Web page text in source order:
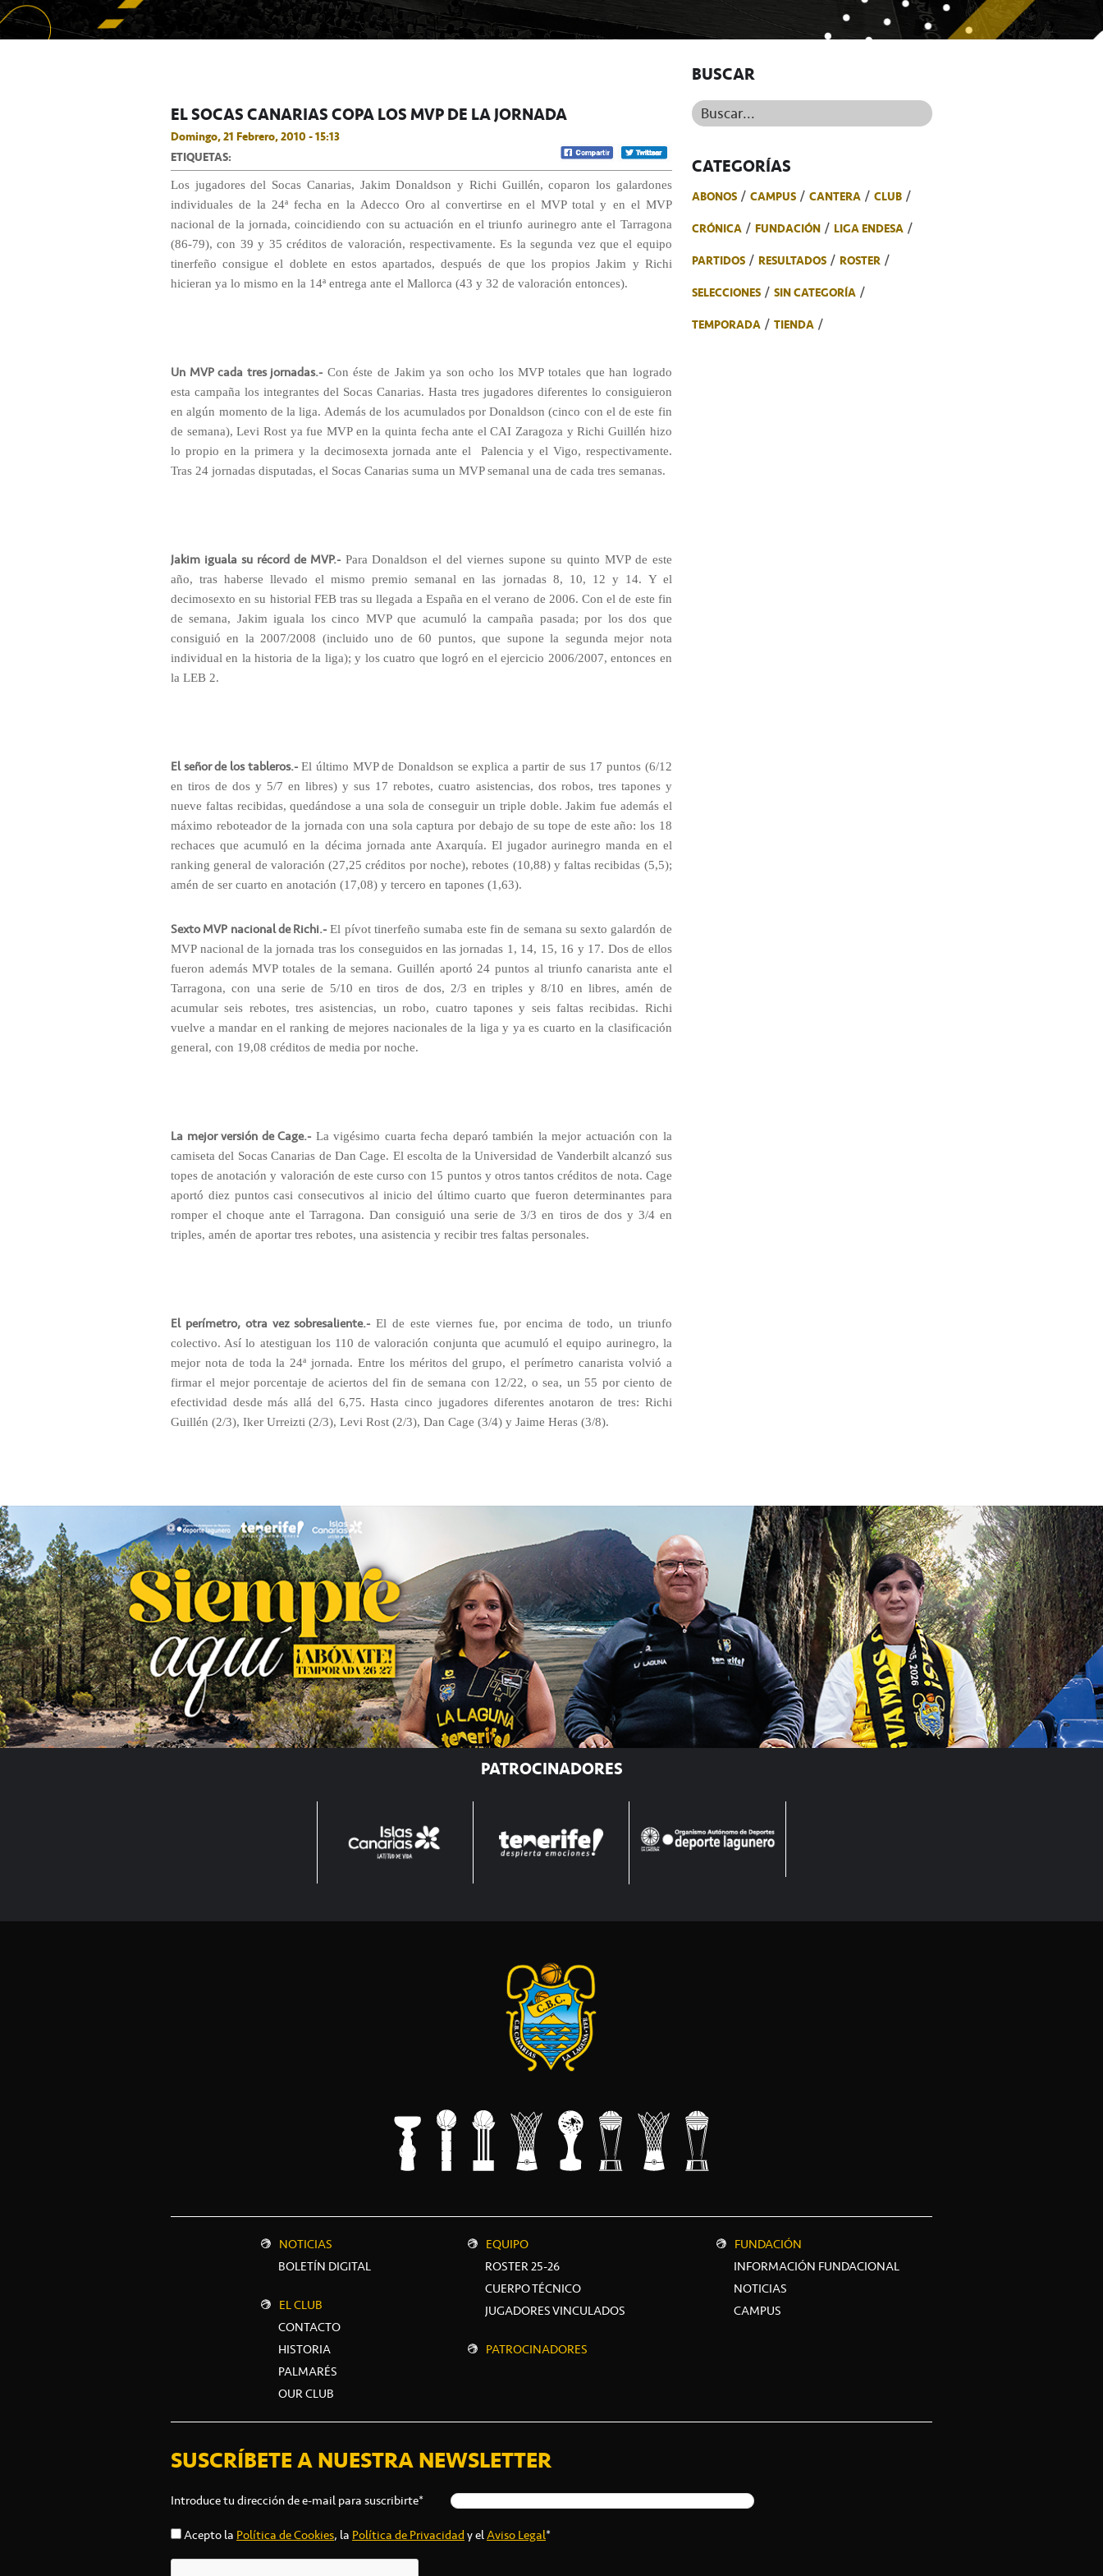
EL SOCAS CANARIAS COPA LOS MVP DE LA JORNADA
Domingo, 21 Febrero, 2010 - 15:13
ETIQUETAS:
Los jugadores del Socas Canarias, Jakim Donaldson y Richi Guillén, coparon los galardones
individuales de la 24ª fecha en la Adecco Oro al convertirse en el MVP total y en el MVP
nacional de la jornada, coincidiendo con su actuación en el triunfo aurinegro ante el Tarragona
(86-79), con 39 y 35 créditos de valoración, respectivamente. Es la segunda vez que el equipo
tinerfeño consigue el doblete en estos apartados, después de que los propios Jakim y Richi
hicieran ya lo mismo en la 14ª entrega ante el Mallorca (43 y 32 de valoración entonces).
Un MVP cada tres jornadas.- Con éste de Jakim ya son ocho los MVP totales que han logrado
esta campaña los integrantes del Socas Canarias. Hasta tres jugadores diferentes lo consiguieron
en algún momento de la liga. Además de los acumulados por Donaldson (cinco con el de este fin
de semana), Levi Rost ya fue MVP en la quinta fecha ante el CAI Zaragoza y Richi Guillén hizo
lo propio en la primera y la decimosexta jornada ante el
Palencia y el Vigo, respectivamente.
Tras 24 jornadas disputadas, el Socas Canarias suma un MVP semanal una de cada tres semanas.
Jakim iguala su récord de MVP.-Para Donaldson el del viernes supone su quinto MVP de este
año, tras haberse llevado el mismo premio semanal en las jornadas 8, 10, 12 y 14. Y el
decimosexto en su historial FEB tras su llegada a España en el verano de 2006. Con el de este fin
de semana, Jakim iguala los cinco MVP que acumuló la campaña pasada; por los dos que
consiguió en la 2007/2008 (incluido uno de 60 puntos, que supone la segunda mejor nota
individual en la historia de la liga); y los cuatro que logró en el ejercicio 2006/2007, entonces en
la LEB 2.
El señor de los tableros.-El último MVP de Donaldson se explica a partir de sus 17 puntos (6/12
en tiros de dos y 5/7 en libres) y sus 17 rebotes, cuatro asistencias, dos robos, tres tapones y
nueve faltas recibidas, quedándose a una sola de conseguir un triple doble. Jakim fue además el
máximo reboteador de la jornada con una sola captura por debajo de su tope de este año: los 18
rechaces que acumuló en la décima jornada ante Axarquía. El jugador aurinegro manda en el
ranking general de valoración (27,25 créditos por noche), rebotes (10,88) y faltas recibidas (5,5);
amén de ser cuarto en anotación (17,08) y tercero en tapones (1,63).
Sexto MVP nacional de Richi.- El pívot tinerfeño sumaba este fin de semana su sexto galardón de
MVP nacional de la jornada tras los conseguidos en las jornadas 1, 14, 15, 16 y 17. Dos de ellos
fueron además MVP totales de la semana. Guillén aportó 24 puntos al triunfo canarista ante el
Tarragona, con una serie de 5/10 en tiros de dos, 2/3 en triples y 8/10 en libres, amén de
acumular seis rebotes, tres asistencias, un robo, cuatro tapones y seis faltas recibidas. Richi
vuelve a mandar en el ranking de mejores nacionales de la liga y ya es cuarto en la clasificación
general, con 19,08 créditos de media por noche.
La mejor versión de Cage.- La vigésimo cuarta fecha deparó también la mejor actuación con la
camiseta del Socas Canarias de Dan Cage. El escolta de la Universidad de Vanderbilt alcanzó sus
topes de anotación y valoración de este curso con 15 puntos y otros tantos créditos de nota. Cage
aportó diez puntos casi consecutivos al inicio del último cuarto que fueron determinantes para
romper el choque ante el Tarragona. Dan consiguió una serie de 3/3 en tiros de dos y 3/4 en
triples, amén de aportar tres rebotes, una asistencia y recibir tres faltas personales.
El perímetro, otra vez sobresaliente.- El de este viernes fue, por encima de todo, un triunfo
colectivo. Así lo atestiguan los 110 de valoración conjunta que acumuló el equipo aurinegro, la
mejor nota de toda la 24ª jornada. Entre los méritos del grupo, el perímetro canarista volvió a
firmar el mejor porcentaje de aciertos del fin de semana con 12/22, o sea, un 55 por ciento de
efectividad desde más allá del 6,75. Hasta cinco jugadores diferentes anotaron de tres: Richi
Guillén (2/3), Iker Urreizti (2/3), Levi Rost (2/3), Dan Cage (3/4) y Jaime Heras (3/8).
BUSCAR
Buscar...
CATEGORÍAS
ABONOS CAMPUS CANTERA
CLUB
CRÓNICA
FUNDACIÓN
LIGA ENDESA
PARTIDOS
RESULTADOS
ROSTER
SELECCIONES
SIN CATEGORÍA
TEMPORADA
TIENDA
PATROCINADORES
NOTICIAS
BOLETÍN DIGITAL
EL CLUB
CONTACTO
HISTORIA
PALMARÉS
OUR CLUB
EQUIPO
ROSTER 25-26
CUERPO TÉCNICO
JUGADORES VINCULADOS
PATROCINADORES
FUNDACIÓN
INFORMACIÓN FUNDACIONAL
NOTICIAS
CAMPUS
SUSCRÍBETE A NUESTRA NEWSLETTER
Introduce tu dirección de e-mail para suscribirte*
Acepto la Política de Cookies, la Política de Privacidady elAviso Legal*